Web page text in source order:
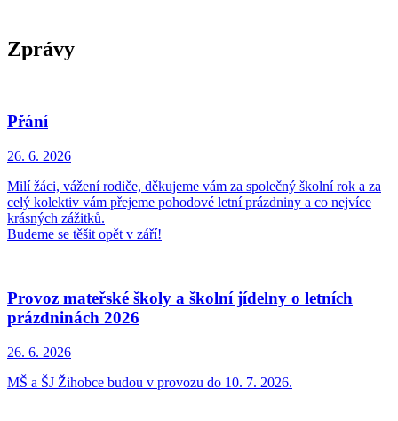
Zprávy
Přání
26. 6. 2026
Milí žáci, vážení rodiče, děkujeme vám za společný školní rok a za
celý kolektiv vám přejeme pohodové letní prázdniny a co nejvíce
krásných zážitků.
Budeme se těšit opět v září!
Provoz mateřské školy a školní jídelny o letních
prázdninách 2026
26. 6. 2026
MŠ a ŠJ Žihobce budou v provozu do 10. 7. 2026.